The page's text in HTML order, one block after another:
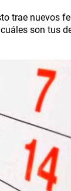
trae nuevos
son tus